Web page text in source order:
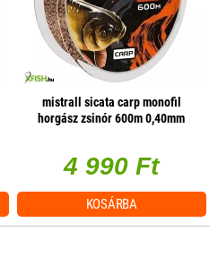
mistrall sicata carp monofil
horgász zsinór 600m 0,40mm
4 990 Ft
KOSÁRBA